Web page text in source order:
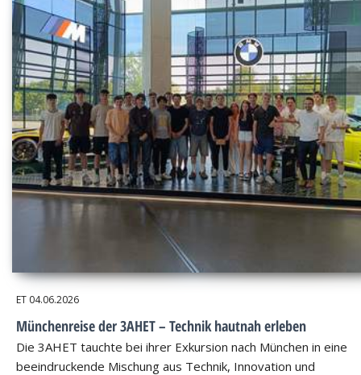
ET 04.06.2026
Münchenreise der 3AHET – Technik hautnah erleben
Die 3AHET tauchte bei ihrer Exkursion nach München in eine
beeindruckende Mischung aus Technik, Innovation und